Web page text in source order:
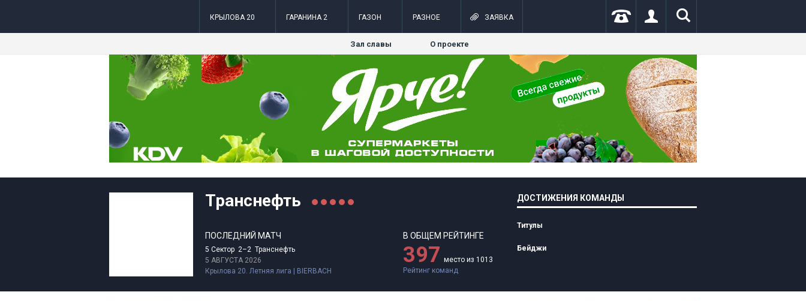
КРЫЛОВА 20 ГАРАНИНА 2 ГАЗОН РАЗНОЕ = ЗАЯВКА #
.
|
Зал славы О проекте
Транснефть
ПОСЛЕДНИЙ МАТЧ
5 Сектор 2–2 Транснефть
5 АВГУСТА 2026
Крылова 20. Летняя лига | BIERBACH
В ОБЩЕМ РЕЙТИНГЕ
397 место из 1013
Рейтинг команд
ДОСТИЖЕНИЯ КОМАНДЫ
Титулы
Бейджи